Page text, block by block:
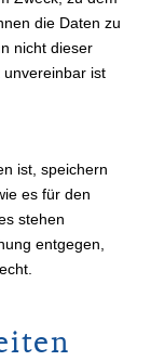
die Daten zu
nicht dieser
ist
ist, speichern
es für den
stehen
entgegen,